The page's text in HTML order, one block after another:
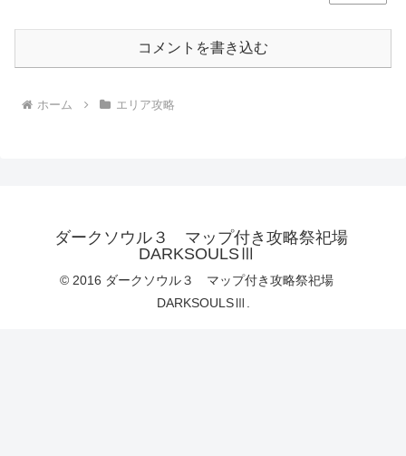
コメントを書き込む
ホーム エリア攻略
ダークソウル３ マップ付き攻略祭祀場
DARKSOULSⅢ
© 2016 ダークソウル３ マップ付き攻略祭祀場
DARKSOULSⅢ.